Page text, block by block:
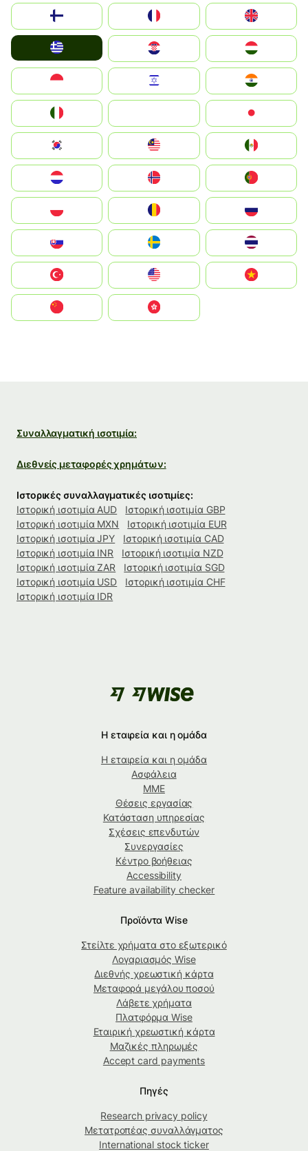
United Kingdom
Magyarország
South Korea
United States
中國香港特別行政區
Συναλλαγματική ισοτιμία:
Διεθνείς μεταφορές χρημάτων:
Ιστορικές συναλλαγματικές ισοτιμίες:
Ιστορική ισοτιμία AUD
Ιστορική ισοτιμία GBP
Ιστορική ισοτιμία MXN
Ιστορική ισοτιμία EUR
Ιστορική ισοτιμία JPY
Ιστορική ισοτιμία CAD
Ιστορική ισοτιμία INR
Ιστορική ισοτιμία NZD
Ιστορική ισοτιμία ZAR
Ιστορική ισοτιμία SGD
Ιστορική ισοτιμία USD
Ιστορική ισοτιμία CHF
Ιστορική ισοτιμία IDR
Η εταιρεία και η ομάδα
Η εταιρεία και η ομάδα
Ασφάλεια
ΜΜΕ
Θέσεις εργασίας
Κατάσταση υπηρεσίας
Σχέσεις επενδυτών
Συνεργασίες
Κέντρο βοήθειας
Accessibility
Feature availability checker
Προϊόντα Wise
Στείλτε χρήματα στο εξωτερικό
Λογαριασμός Wise
Διεθνής χρεωστική κάρτα
Μεταφορά μεγάλου ποσού
Λάβετε χρήματα
Πλατφόρμα Wise
Εταιρική χρεωστική κάρτα
Μαζικές πληρωμές
Accept card payments
Πηγές
Research privacy policy
Μετατροπέας συναλλάγματος
International stock ticker